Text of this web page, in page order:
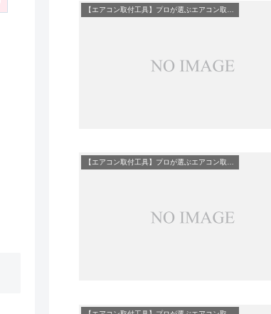
【エアコン取付工具】プロが選ぶエアコン取付必須工具10選